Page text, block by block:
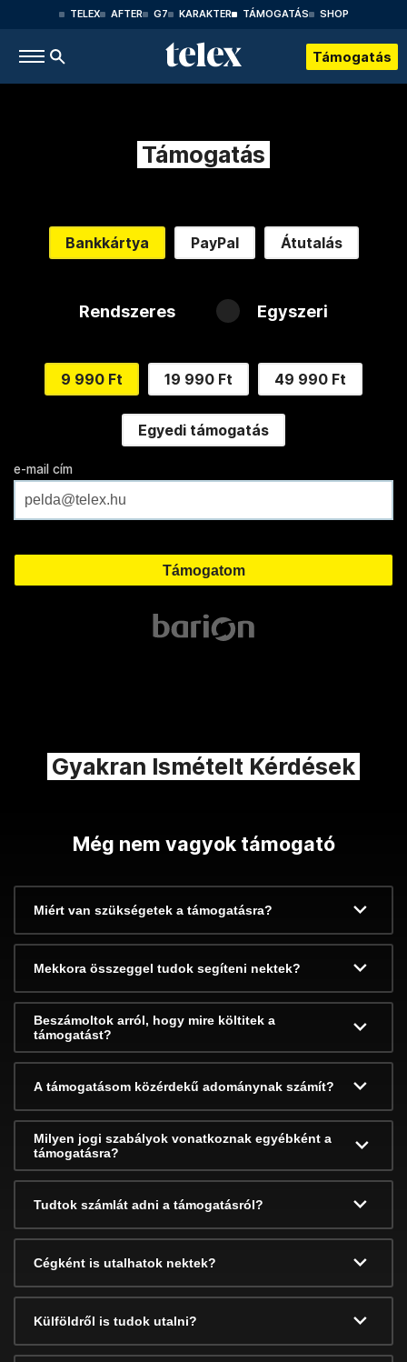
TELEX AFTER G7 KARAKTER TÁMOGATÁS SHOP
Támogatás
Támogatás
Bankkártya PayPal Átutalás
Rendszeres Egyszeri
9 990 Ft 19 990 Ft 49 990 Ft
Egyedi támogatás
e-mail cím
Gyakran Ismételt Kérdések
Még nem vagyok támogató
Miért van szükségetek a támogatásra?
Mekkora összeggel tudok segíteni nektek?
Beszámoltok arról, hogy mire költitek a
támogatást?
A támogatásom közérdekű adománynak számít?
Milyen jogi szabályok vonatkoznak egyébként a
támogatásra?
Tudtok számlát adni a támogatásról?
Cégként is utalhatok nektek?
Külföldről is tudok utalni?